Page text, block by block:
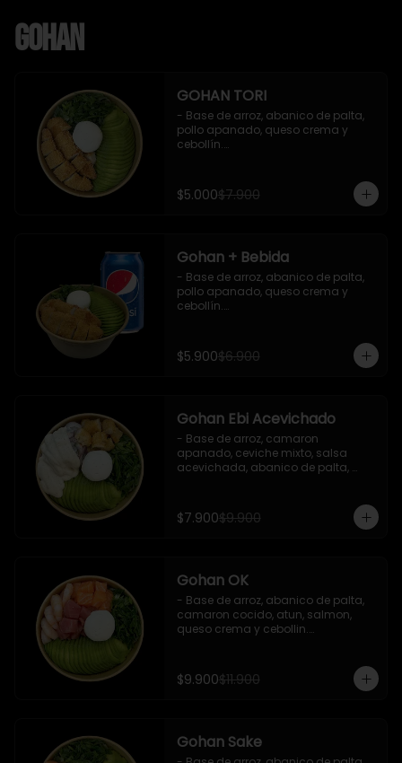
Gohan
GOHAN TORI
- Base de arroz, abanico de palta,
pollo apanado, queso crema y
cebollín.
$5.000$7.900
Gohan + Bebida
- Base de arroz, abanico de palta,
pollo apanado, queso crema y
cebollín.
**Imagen Referencial**
$5.900$6.900
Gohan Ebi Acevichado
- Base de arroz, camaron
apanado, ceviche mixto, salsa
acevichada, abanico de palta,
$7.900$9.900
Gohan OK
- Base de arroz, abanico de palta,
camaron cocido, atun, salmon,
queso crema y cebollin.
$9.900$11.900
Gohan Sake